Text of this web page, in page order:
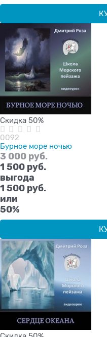
Скидка 50%
0092
Бурное море ночью
3 000 руб.
1 500 руб.
выгода
1 500 руб.
или
50%